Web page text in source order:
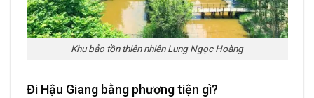
Khu bảo tồn thiên nhiên Lung Ngọc Hoàng
Đi Hậu Giang bằng phương tiện gì?